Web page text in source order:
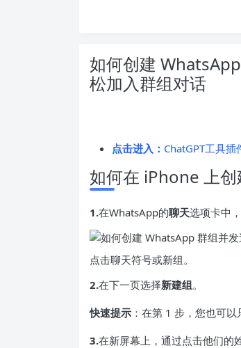
如何创建
松加入群组对话
点击进入： ChatGPT工具插
如何在 iPhone 上
1.在WhatsApp的聊天选项卡中
点击聊天符号或新组。
2.在下一页选择新建组。
快速提示 ：在第 1 步，您也可以
3.在新屏幕上，通过点击他们的